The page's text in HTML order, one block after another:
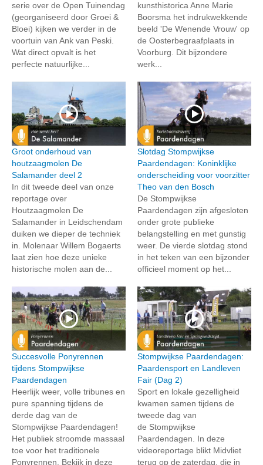
serie over de Open Tuinendag
(georganiseerd door Groei &
Bloei) kijken we verder in de
voortuin van Ank van Peski.
Wat direct opvalt is het
perfecte natuurlijke...
kunsthistorica Anne Marie
Boorsma het indrukwekkende
beeld 'De Wenende Vrouw' op
de Oosterbegraafplaats in
Voorburg. Dit bijzondere
werk...
Groot onderhoud van
houtzaagmolen De
Salamander deel 2
In dit tweede deel van onze
reportage over
Houtzaagmolen De
Salamander in Leidschendam
duiken we dieper de techniek
in. Molenaar Willem Bogaerts
laat zien hoe deze unieke
historische molen aan de...
Slotdag Stompwijkse
Paardendagen: Koninklijke
onderscheiding voor voorzitter
Theo van den Bosch
De Stompwijkse
Paardendagen zijn afgesloten
onder grote publieke
belangstelling en met gunstig
weer. De vierde slotdag stond
in het teken van een bijzonder
officieel moment op het...
Succesvolle Ponyrennen
tijdens Stompwijkse
Paardendagen
Heerlijk weer, volle tribunes en
pure spanning tijdens de
derde dag van de
Stompwijkse Paardendagen!
Het publiek stroomde massaal
toe voor het traditionele
Ponyrennen. Bekijk in deze
Stompwijkse Paardendagen:
Paardensport en Landleven
Fair (Dag 2)
Sport en lokale gezelligheid
kwamen samen tijdens de
tweede dag van
de Stompwijkse
Paardendagen. In deze
videoreportage blikt Midvliet
terug op de zaterdag, die in